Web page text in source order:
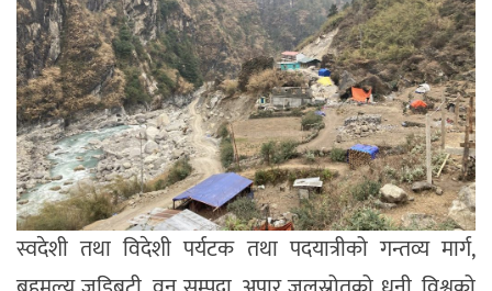
स्वदेशी तथा विदेशी पर्यटक तथा पदयात्रीको गन्तव्य मार्ग,